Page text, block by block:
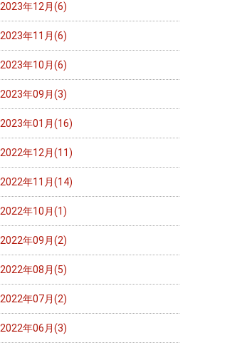
2023年12月(6)
2023年11月(6)
2023年10月(6)
2023年09月(3)
2023年01月(16)
2022年12月(11)
2022年11月(14)
2022年10月(1)
2022年09月(2)
2022年08月(5)
2022年07月(2)
2022年06月(3)